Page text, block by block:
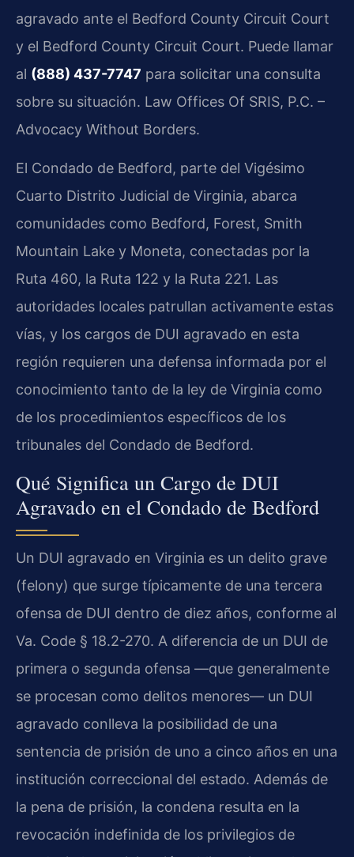
agravado ante el Bedford County Circuit Court
y el Bedford County Circuit Court. Puede llamar
al (888) 437-7747 para solicitar una consulta
sobre su situación. Law Offices Of SRIS, P.C. –
Advocacy Without Borders.
El Condado de Bedford, parte del Vigésimo
Cuarto Distrito Judicial de Virginia, abarca
comunidades como Bedford, Forest, Smith
Mountain Lake y Moneta, conectadas por la
Ruta 460, la Ruta 122 y la Ruta 221. Las
autoridades locales patrullan activamente estas
vías, y los cargos de DUI agravado en esta
región requieren una defensa informada por el
conocimiento tanto de la ley de Virginia como
de los procedimientos específicos de los
tribunales del Condado de Bedford.
Qué Significa un Cargo de DUI
Agravado en el Condado de Bedford
Un DUI agravado en Virginia es un delito grave
(felony) que surge típicamente de una tercera
ofensa de DUI dentro de diez años, conforme al
Va. Code § 18.2-270. A diferencia de un DUI de
primera o segunda ofensa —que generalmente
se procesan como delitos menores— un DUI
agravado conlleva la posibilidad de una
sentencia de prisión de uno a cinco años en una
institución correccional del estado. Además de
la pena de prisión, la condena resulta en la
revocación indefinida de los privilegios de